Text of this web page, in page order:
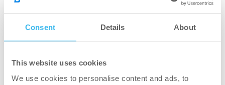
Consent Details About
This website uses cookies
We use cookies to personalise content and ads, to
harmonizációs munkacsoportjának attaséiis